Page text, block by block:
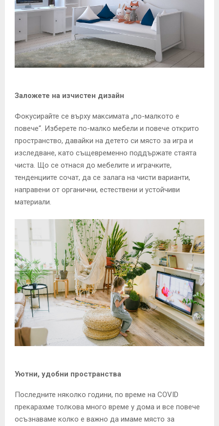
Заложете на изчистен дизайн
Фокусирайте се върху максимата „по-малкото е
повече“. Изберете по-малко мебели и повече открито
пространство, давайки на детето си място за игра и
изследване, като същевременно поддържате стаята
чиста. Що се отнася до мебелите и играчките,
тенденциите сочат, да се залага на чисти варианти,
направени от органични, естествени и устойчиви
материали.
Уютни, удобни пространства
Последните няколко години, по време на COVID
прекарахме толкова много време у дома и все повече
осъзнаваме колко е важно да имаме място за